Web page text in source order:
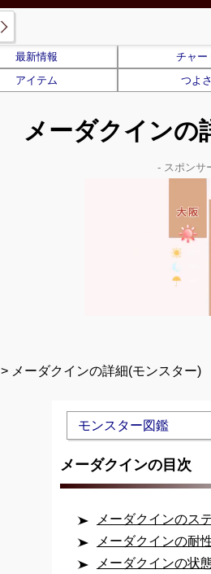
最新情報 チャー
アイテム つよさ
メーダクインの
- スポンサ
> メーダクインの詳細(モンスター)
モンスター図鑑
メーダクインの目次
メーダクインのス
メーダクインの耐
メーダクインの状